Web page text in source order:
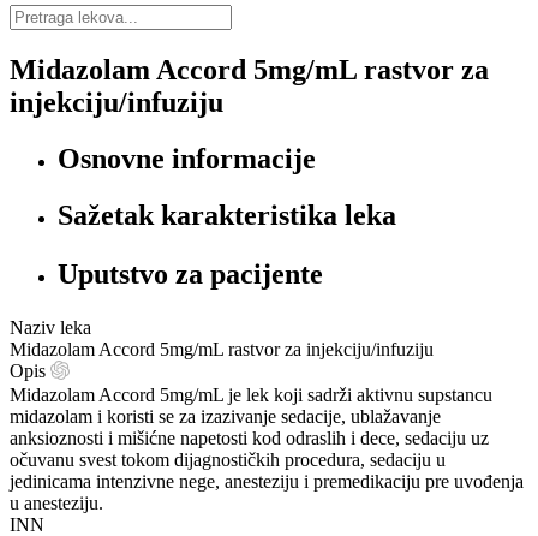
Midazolam Accord 5mg/mL rastvor za
injekciju/infuziju
Osnovne informacije
Sažetak karakteristika leka
Uputstvo za pacijente
Naziv leka
Midazolam Accord 5mg/mL rastvor za injekciju/infuziju
Opis
Midazolam Accord 5mg/mL je lek koji sadrži aktivnu supstancu
midazolam i koristi se za izazivanje sedacije, ublažavanje
anksioznosti i mišićne napetosti kod odraslih i dece, sedaciju uz
očuvanu svest tokom dijagnostičkih procedura, sedaciju u
jedinicama intenzivne nege, anesteziju i premedikaciju pre uvođenja
u anesteziju.
INN